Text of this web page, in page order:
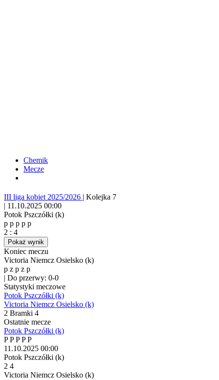
Chemik
Mecze
III liga kobiet 2025/2026 | Kolejka 7
| 11.10.2025 00:00
Potok Pszczółki (k)
p p p p p
2 : 4
Pokaż wynik
Koniec meczu
Victoria Niemcz Osielsko (k)
p z p z p
| Do przerwy: 0-0
Statystyki meczowe
Potok Pszczółki (k)
Victoria Niemcz Osielsko (k)
2 Bramki 4
Ostatnie mecze
Potok Pszczółki (k)
PPPPP
11.10.2025 00:00
Potok Pszczółki (k)
2 4
Victoria Niemcz Osielsko (k)